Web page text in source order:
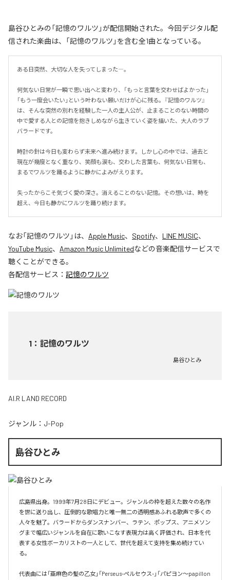
島谷ひとみの「記憶のワルツ」が配信開始された。今回デジタル配
信された楽曲は、「記憶のワルツ」を含む全1曲となっている。
ある日突然、大切な人を失ってしまった―。
何気ない日常が一瞬で思い出へと変わり、「もっと言葉を交わせばよかった」
「もう一度会いたい」という叶わない願いだけが心に残る。『記憶のワルツ』
は、そんな突然の別れを経験した一人の主人公が、止まることのない時間の
中で愛する人との記憶を抱きしめながら生きていく姿を描いた、大人のラブ
バラードです。
時計の針は今日も変わらず未来へ進み続けます。しかし心の中では、過去と
現在が幾度となく重なり、笑顔も涙も、交わした言葉も、何気ない日常も、
まるでワルツを踊るように静かによみがえります。
失ったからこそ気づく愛の深さ。消えることのない記憶。その想いは、時を
超え、今日も静かにワルツを踊り続けます。
なお「記憶のワルツ 」は、 Apple Music、 Spotify、 LINE MUSIC、
YouTube Music、 Amazon Music Unlimitedなどの音楽配信サービスで
聴くことができる。
各配信サービス： 記憶のワルツ
1 ： 記憶のワルツ
島谷ひとみ
AI.R LAND RECORD
ジャンル： J-Pop
島谷ひとみ
広島県出身。1999年7月28日にデビュー。ジャンルの枠を超えた数々の名作
を世に送り出し、圧倒的な歌唱力と唯一無二の透明感あふれる歌声で多くの
人々を魅了。バラードからダンスナンバー、ラテン、ポップス、アニメソン
グまで幅広いジャンルを自在に歌いこなす表現力は高く評価され、日本を代
表する女性ボーカリストの一人として、世代を超えて支持を集め続けてい
る。
代表曲には「亜麻色の髪の乙女」「Perseus-ペルセウス-」「パピヨン～papillon